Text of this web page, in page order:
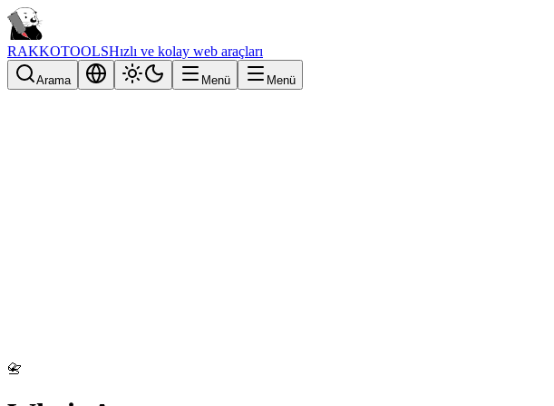
RAKKOTOOLSHızlı ve kolay web araçları
Arama Menü Menü
📇